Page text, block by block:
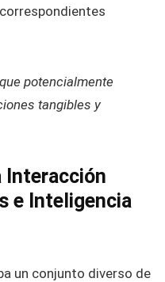
potencialmente
tangibles y
Interacción
e Inteligencia
un conjunto diverso de